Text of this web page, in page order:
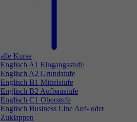
alle Kurse
Englisch A1 Eingangsstufe
Englisch A2 Grundstufe
Englisch B1 Mittelstufe
Englisch B2 Aufbaustufe
Englisch C1 Oberstufe
Englisch Business Line Auf- oder
Zuklappen